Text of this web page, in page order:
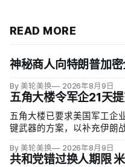
READ MORE
神秘商人向特朗普加
By 美轮美换 2026年8月9日
五角大楼令军企21天
五角大楼已要求美国军工企
键武器的方案，以补充伊朗
可接受，必须立即扩大产能
By 美轮美换 2026年8月9日
共和党错过换人期限